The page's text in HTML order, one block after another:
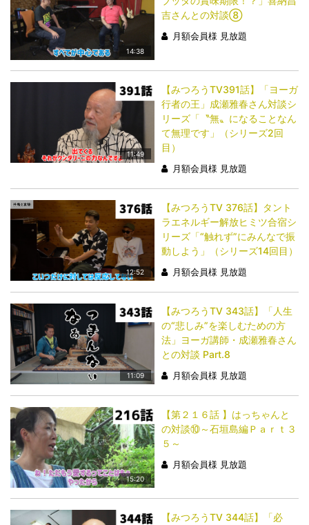
14:38
吉さんとの対談⑧
月額会員様 見放題
11:49
【みつろうTV391話】「ヨーガ
行者の王」成瀬雅春さん対談シ
リーズ「〝無〟になることなん
て無理です」（シリーズ2回
目）
月額会員様 見放題
12:52
【みつろうTV 376話】タント
ラエネルギー解放ヒミツ合宿シ
リーズ「“触れず”にみんなで振
動しよう」（シリーズ14回目）
月額会員様 見放題
11:09
【みつろうTV 343話】「​​​​​​​人生
の“悲しみ”を楽しむための方
法」ヨーガ講師・成瀬雅春さん
との対談 Part.8
月額会員様 見放題
15:20
【第２１６話 】はっちゃんと
の対談⑩～石垣島編Ｐａｒｔ３
５～
月額会員様 見放題
【みつろうTV 344話】「​​​​​​​必